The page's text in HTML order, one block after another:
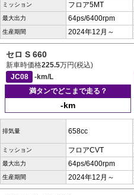
ミッション フロア5MT
最大出力 64ps/6400rpm
生産期間 2024年12月～
セロ S 660
新車時価格225.5万円(税込)
JC08
-km/L
満タンでどこまで走る？
-km
排気量 658cc
ミッション フロアCVT
最大出力 64ps/6400rpm
生産期間 2024年12月～